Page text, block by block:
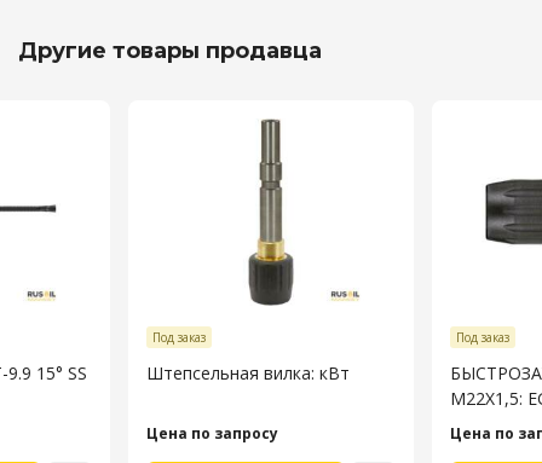
Другие товары продавца
15° SS
Под заказ
Штепсельная вилка: кВт
Цена по запросу
Под заказ
M22X1,5:
Цена по